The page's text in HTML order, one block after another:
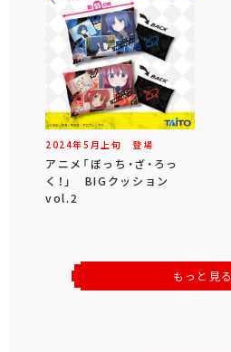
2024年5 月 上旬 登場
アニメ「ぼっち・ざ・ろっ
く！」 BIGクッション
vol.2
もっと見る